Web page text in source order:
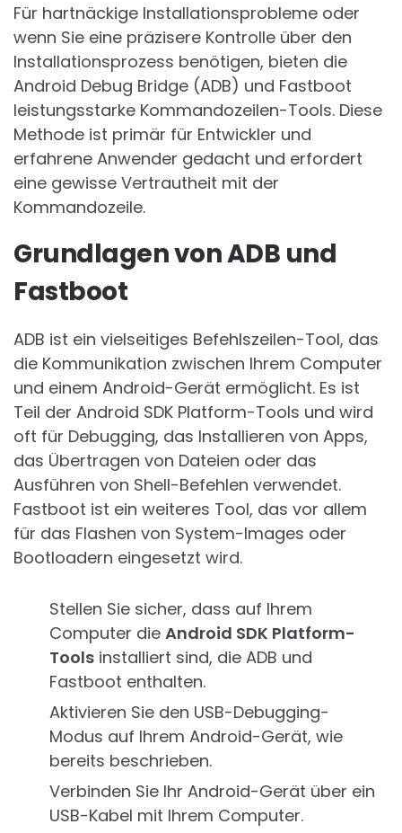
Für hartnäckige Installationsprobleme oder
wenn Sie eine präzisere Kontrolle über den
Installationsprozess benötigen, bieten die
Android Debug Bridge (ADB) und Fastboot
leistungsstarke Kommandozeilen-Tools. Diese
Methode ist primär für Entwickler und
erfahrene Anwender gedacht und erfordert
eine gewisse Vertrautheit mit der
Kommandozeile.
Grundlagen von ADB und
Fastboot
ADB ist ein vielseitiges Befehlszeilen-Tool, das
die Kommunikation zwischen Ihrem Computer
und einem Android-Gerät ermöglicht. Es ist
Teil der Android SDK Platform-Tools und wird
oft für Debugging, das Installieren von Apps,
das Übertragen von Dateien oder das
Ausführen von Shell-Befehlen verwendet.
Fastboot ist ein weiteres Tool, das vor allem
für das Flashen von System-Images oder
Bootloadern eingesetzt wird.
Stellen Sie sicher, dass auf Ihrem
Computer die Android SDK Platform-
Tools installiert sind, die ADB und
Fastboot enthalten.
Aktivieren Sie den USB-Debugging-
Modus auf Ihrem Android-Gerät, wie
bereits beschrieben.
Verbinden Sie Ihr Android-Gerät über ein
USB-Kabel mit Ihrem Computer.